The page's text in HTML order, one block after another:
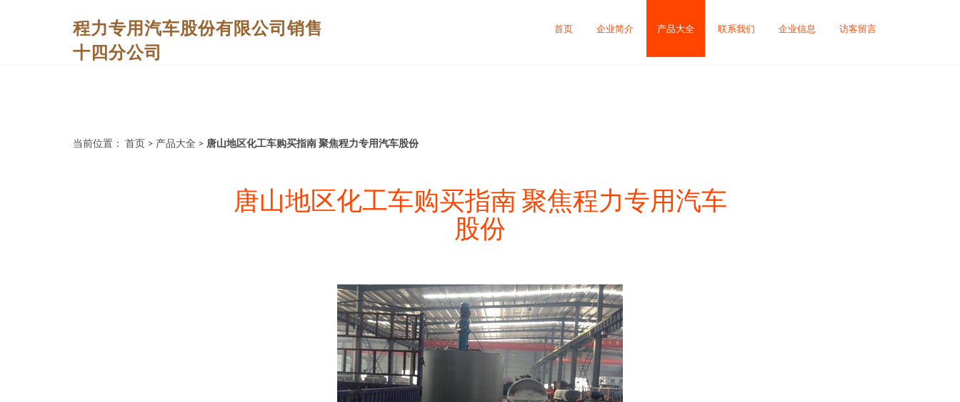
程力专用汽车股份有限公司销售
十四分公司
首页 企业简介 产品大全 联系我们 企业信息 访客留言
当前位置： 首页 > 产品大全 > 唐山地区化工车购买指南 聚焦程力专用汽车股份
唐山地区化工车购买指南 聚焦程力专用汽车
股份